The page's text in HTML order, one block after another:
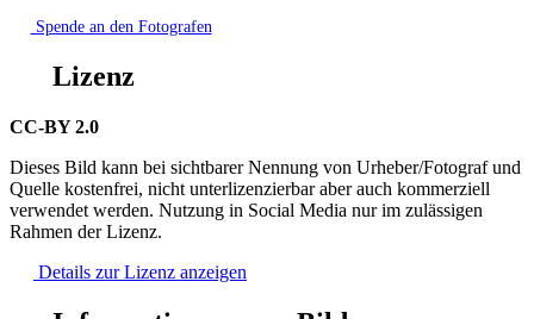
Spende an den Fotografen
Lizenz
CC-BY 2.0
Dieses Bild kann bei sichtbarer Nennung von Urheber/Fotograf und
Quelle kostenfrei, nicht unterlizenzierbar aber auch kommerziell
verwendet werden. Nutzung in Social Media nur im zulässigen
Rahmen der Lizenz.
Details zur Lizenz anzeigen